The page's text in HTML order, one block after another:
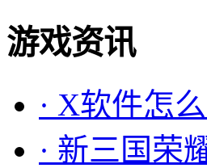
游戏资讯
· X软件怎
· 新三国荣